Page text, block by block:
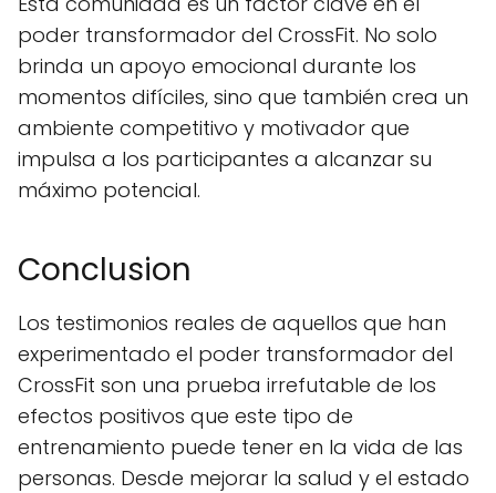
poder transformador del CrossFit. No solo
brinda un apoyo emocional durante los
momentos difíciles, sino que también crea un
ambiente competitivo y motivador que
impulsa a los participantes a alcanzar su
máximo potencial.
Conclusion
Los testimonios reales de aquellos que han
experimentado el poder transformador del
CrossFit son una prueba irrefutable de los
efectos positivos que este tipo de
entrenamiento puede tener en la vida de las
personas. Desde mejorar la salud y el estado